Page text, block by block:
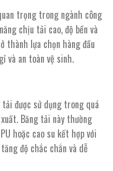
trọng trong ngành công
chịu tải cao, độ bền và
thành lựa chọn hàng đầu
và an toàn vệ sinh.
được sử dụng trong quá
Băng tải này thường
hoặc cao su kết hợp với
độ chắc chắn và dễ